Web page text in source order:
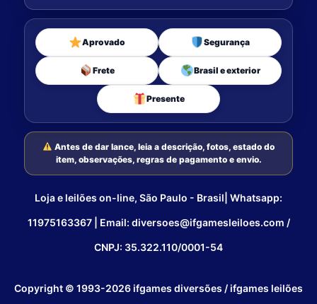
Aprovado Segurança
Frete Brasil e exterior
Presente
Antes de dar lance, leia a descrição, fotos, estado do
item, observações, regras de pagamento e envio.
Loja e leilões on-line, São Paulo - Brasil| Whatsapp:
11975163367 | Email: diversoes@ifgamesleiloes.com /
CNPJ: 35.322.110/0001-54
Copyright © 1993-2026 ifgames diversões / ifgames leilões